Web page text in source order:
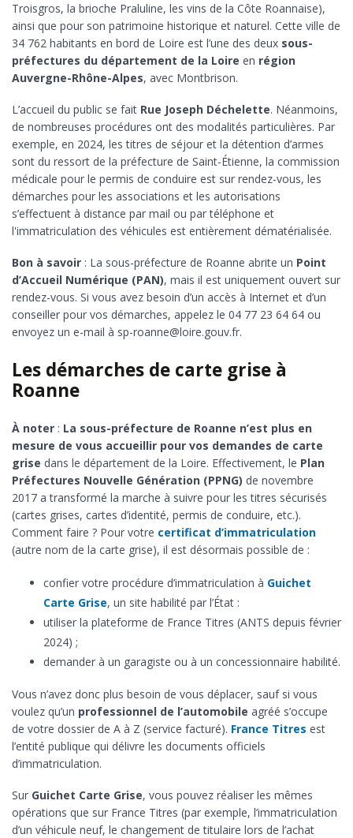
Troisgros, la brioche Praluline, les vins de la Côte Roannaise),
ainsi que pour son patrimoine historique et naturel. Cette ville de
34 762 habitants en bord de Loire est l’une des deux sous-
préfectures du département de la Loire en région
Auvergne-Rhône-Alpes, avec Montbrison.
L’accueil du public se fait Rue Joseph Déchelette. Néanmoins,
de nombreuses procédures ont des modalités particulières. Par
exemple, en 2024, les titres de séjour et la détention d’armes
sont du ressort de la préfecture de Saint-Étienne, la commission
médicale pour le permis de conduire est sur rendez-vous, les
démarches pour les associations et les autorisations
s’effectuent à distance par mail ou par téléphone et
l'immatriculation des véhicules est entièrement dématérialisée.
Bon à savoir : La sous-préfecture de Roanne abrite un Point
d’Accueil Numérique (PAN), mais il est uniquement ouvert sur
rendez-vous. Si vous avez besoin d’un accès à Internet et d’un
conseiller pour vos démarches, appelez le 04 77 23 64 64 ou
envoyez un e-mail à sp-roanne@loire.gouv.fr.
Les démarches de carte grise à
Roanne
À noter : La sous-préfecture de Roanne n’est plus en
mesure de vous accueillir pour vos demandes de carte
grise dans le département de la Loire. Effectivement, le Plan
Préfectures Nouvelle Génération (PPNG) de novembre
2017 a transformé la marche à suivre pour les titres sécurisés
(cartes grises, cartes d’identité, permis de conduire, etc.).
Comment faire ? Pour votre certificat d’immatriculation
(autre nom de la carte grise), il est désormais possible de :
confier votre procédure d’immatriculation à Guichet
Carte Grise, un site habilité par l’État :
utiliser la plateforme de France Titres (ANTS depuis février
2024) ;
demander à un garagiste ou à un concessionnaire habilité.
Vous n’avez donc plus besoin de vous déplacer, sauf si vous
voulez qu’un professionnel de l’automobile agréé s’occupe
de votre dossier de A à Z (service facturé). France Titres est
l’entité publique qui délivre les documents officiels
d’immatriculation.
Sur Guichet Carte Grise, vous pouvez réaliser les mêmes
opérations que sur France Titres (par exemple, l’immatriculation
d’un véhicule neuf, le changement de titulaire lors de l’achat